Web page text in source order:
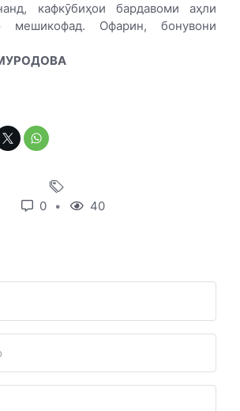
кафкӯбиҳои бардавоми аҳли
мешикофад. Офарин, бонувони
0 40